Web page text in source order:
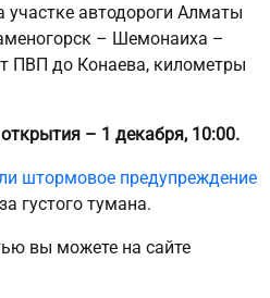
участке автодороги Алматы
– Шемонаиха –
ПВП до Конаева, километры
– 1 декабря, 10:00.
штормовое предупреждение
густого тумана.
вы можете на сайте